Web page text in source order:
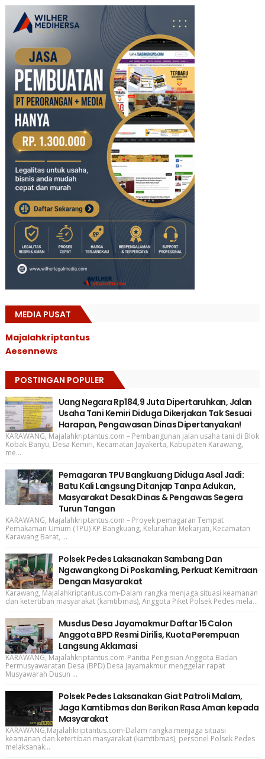
MEDIA PUSAT
Majalahkriptantus
Aesennews
POSTINGAN POPULER
Uang Negara Rp184,9 Juta Dipertaruhkan, Jalan
Usaha Tani Kemiri Diduga Dikerjakan Tak Sesuai
Harapan, Pengawasan Dinas Dipertanyakan!
KARAWANG, Majalahkriptantus.com – Pembangunan jalan usaha tani di Blok
Kobak Banyu, Desa Kemiri, Kecamatan Jayakerta, Kabupaten Karawang,
me...
Pemagaran TPU Bangkuang Diduga Asal Jadi:
Batu Kali Langsung Ditanjap Tanpa Adukan,
Masyarakat Desak Dinas & Pengawas Segera
Turun Tangan
KARAWANG, Majalahkriptantus.com – Proyek pemagaran Tempat
Pemakaman Umum (TPU) KP Bangkuang, Kelurahan Mekarjati, Kecamatan
Karawang Barat, ...
Polsek Pedes Laksanakan Sambang Dan
Ngawangkong Di Poskamling, Perkuat Kemitraan
Dengan Masyarakat
Karawang, Majalahkriptantus.com-Dalam rangka menjaga situasi keamanan
dan ketertiban masyarakat (kamtibmas), Anggota Piket Polsek Pedes mela...
Musdus Desa Jayamakmur Daftar 15 Calon
Anggota BPD Resmi Dirilis, Kuota Perempuan
Langsung Aklamasi
KARAWANG, Majalahkriptantus.com-Panitia Pengisian Anggota Badan
Permusyawaratan Desa (BPD) Desa Jayamakmur menggelar rapat
Musyawarah Dusun ...
Polsek Pedes Laksanakan Giat Patroli Malam,
Jaga Kamtibmas dan Berikan Rasa Aman kepada
Masyarakat
KARAWANG,Majalahkriptantus.com-Dalam rangka menjaga situasi
keamanan dan ketertiban masyarakat (kamtibmas), personel Polsek Pedes
melaksanak...